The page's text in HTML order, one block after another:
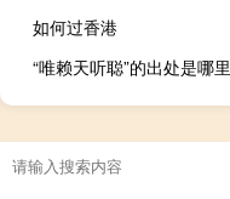
如何过香港
“唯赖天听聪”的出处是哪里